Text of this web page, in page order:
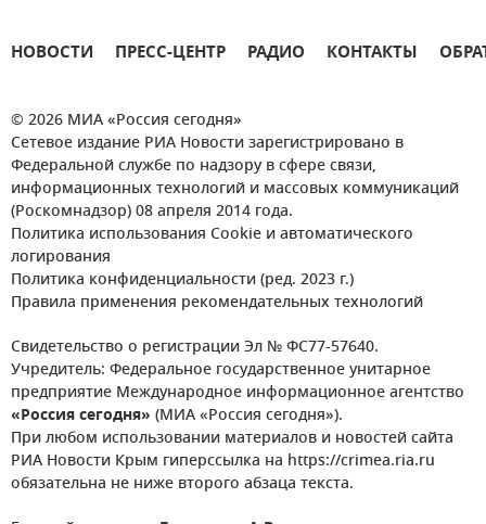
НОВОСТИ ПРЕСС-ЦЕНТР РАДИО КОНТАКТЫ
© 2026 МИА «Россия сегодня»
Сетевое издание РИА Новости зарегистрировано в
Федеральной службе по надзору в сфере связи,
информационных технологий и массовых коммуникаций
(Роскомнадзор) 08 апреля 2014 года.
Политика использования Cookie и автоматического
логирования
Политика конфиденциальности (ред. 2023 г.)
Правила применения рекомендательных технологий
Свидетельство о регистрации Эл № ФС77-57640.
Учредитель: Федеральное государственное унитарное
предприятие Международное информационное агентство
«Россия сегодня» (МИА «Россия сегодня»).
При любом использовании материалов и новостей сайта
РИА Новости Крым гиперссылка на https://crimea.ria.ru
обязательна не ниже второго абзаца текста.